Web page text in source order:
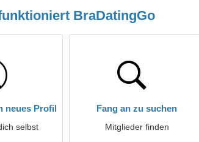
BraDatingGo
neues Profil
selbst
Fang an zu suchen
Mitglieder finden